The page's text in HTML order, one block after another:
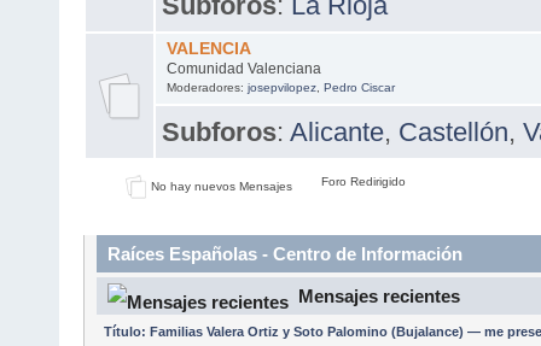
VALENCIA
Comunidad Valenciana
Moderadores: josepvilopez, Pedro Ciscar
Subforos: Alicante, Castellón,
No hay nuevos Mensajes Foro Redirigido
Raíces Españolas - Centro de Información
Mensajes recientes
Título: Familias Valera Ortiz y Soto Palomino (Bujalance) — me